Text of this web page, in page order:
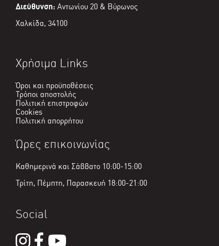
Διεύθυνση: Αντωνίου 20 & Βύρωνος
Χαλκίδα, 34100
Χρήσιμα Links
Όροι και προϋποθέσεις
Τρόποι αποστολής
Πολιτική επιστροφών
Cookies
Πολιτική απορρήτου
Ώρες επικοινωνίας
Καθημερινά και Σάββατο 10:00-15:00
Τρίτη, Πέμπτη, Παρασκευή 18:00-21:00
Social